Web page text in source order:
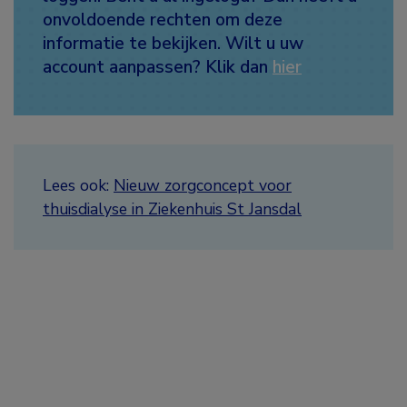
onvoldoende rechten om deze
informatie te bekijken. Wilt u uw
account aanpassen? Klik dan hier
Lees ook: Nieuw zorgconcept voor
thuisdialyse in Ziekenhuis St Jansdal